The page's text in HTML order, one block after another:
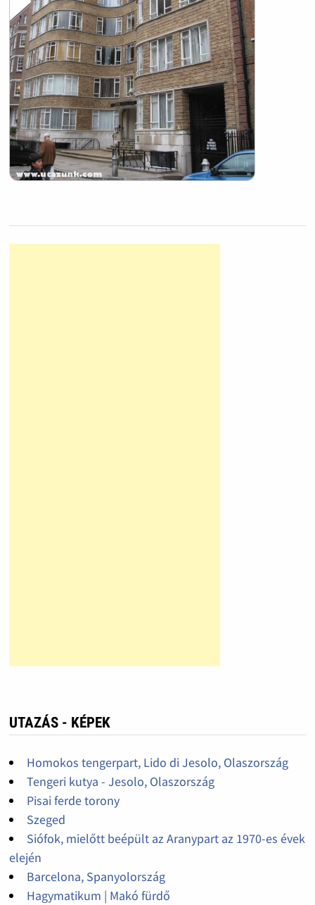
UTAZÁS - KÉPEK
Homokos tengerpart, Lido di Jesolo, Olaszország
Tengeri kutya - Jesolo, Olaszország
Pisai ferde torony
Szeged
Siófok, mielőtt beépült az Aranypart az 1970-es évek
elején
Barcelona, Spanyolország
Hagymatikum | Makó fürdő